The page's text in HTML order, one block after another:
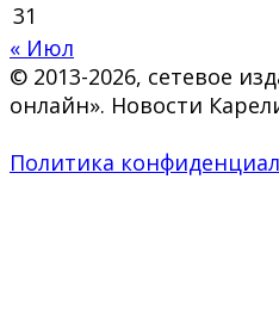
31
« Июл
© 2013-2026, сетевое
онлайн». Новости
Политика